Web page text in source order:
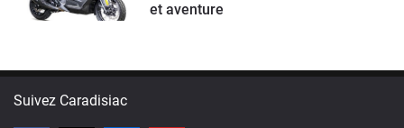
et aventure
Suivez Caradisiac